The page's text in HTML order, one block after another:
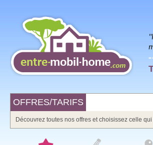
OFFRES/TARIFS
Découvrez toutes nos offres et choisissez celle